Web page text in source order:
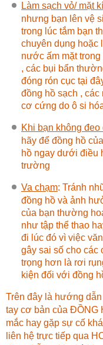
Làm sạch vỏ/ mặt
nhưng bạn lên vệ
trong lúc tắm bạn
chuyên dụng hoặc
nước ấm mặt trong
, các bụi bẩn
đóng rón cục tại
đồng hồ sạch , các
cơ cứng do ô si
Khi bạn không đeo
hãy để đồng hồ
hồ ngay dưới điều
trường
Va chạm: Tránh
đồng hồ và ảnh
của bạn thường
như tập thể thao
đi lúc đó vì việc
gây sai số cho các
trọng hơn là rơi
kiện đối với đồng
Trên đây là hướng
tay cơ bản của ĐỒNG
mắc hay gặp sự cố
liên hệ trực tiếp qua